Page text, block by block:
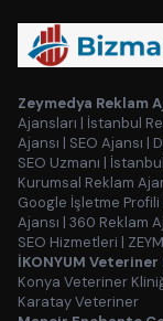
Zeymedya Reklam
Ajansları | İstanbul
Ajansı | SEO Ajansı |
SEO Uzmanı |
Kurumsal Reklam
Google İşletme Profili
Ajansı | 360 Reklam
SEO Hizmetleri |
İKONYUM
Konya Veteriner
Karatay Veteriner